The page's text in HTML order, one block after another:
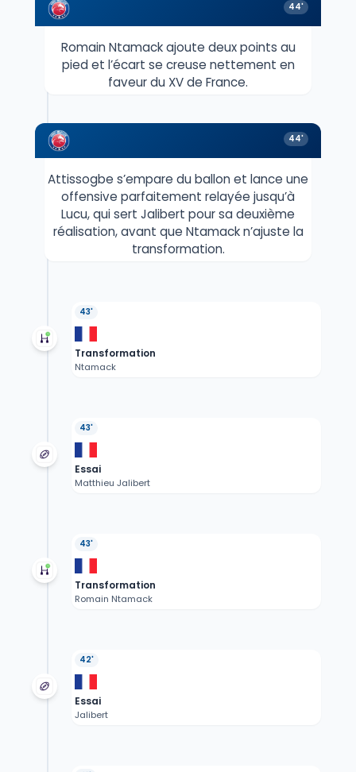
44'
Romain Ntamack ajoute deux points au
pied et l’écart se creuse nettement en
faveur du XV de France.
44'
Attissogbe s’empare du ballon et lance une
offensive parfaitement relayée jusqu’à
Lucu, qui sert Jalibert pour sa deuxième
réalisation, avant que Ntamack n’ajuste la
transformation.
43'
Transformation
Ntamack
43'
Essai
Matthieu Jalibert
43'
Transformation
Romain Ntamack
42'
Essai
Jalibert